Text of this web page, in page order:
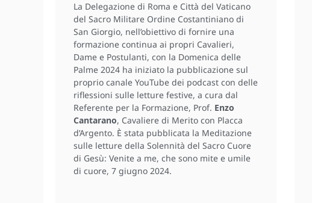
La Delegazione di Roma e Città del Vaticano
del Sacro Militare Ordine Costantiniano di
San Giorgio, nell’obiettivo di fornire una
formazione continua ai propri Cavalieri,
Dame e Postulanti, con la Domenica delle
Palme 2024 ha iniziato la pubblicazione sul
proprio canale YouTube dei podcast con delle
riflessioni sulle letture festive, a cura dal
Referente per la Formazione, Prof. Enzo
Cantarano, Cavaliere di Merito con Placca
d’Argento. È stata pubblicata la Meditazione
sulle letture della Solennità del Sacro Cuore
di Gesù: Venite a me, che sono mite e umile
di cuore, 7 giugno 2024.